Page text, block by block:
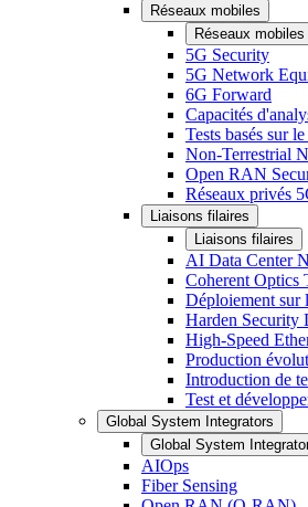
Réseaux mobiles
Réseaux mobiles
5G Security
5G Network
6G Forward
Capacités
Tests basés sur
Non-Terrestrial
Open RAN
Réseaux privés
Liaisons filaires
Liaisons filaires
AI Data Center
Coherent Optics
Déploiement sur
Harden Security
High-Speed
Production
Introduction de
Test et
Global System Integrators
Global System
AIOps
Fiber Sensing